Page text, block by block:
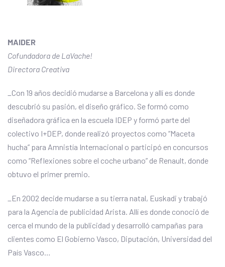
MAIDER
Cofundadora de LaVache!
Directora Creativa
_Con 19 años decidió mudarse a Barcelona y allí es donde
descubrió su pasión, el diseño gráfico. Se formó como
diseñadora gráfica en la escuela IDEP y formó parte del
colectivo I+DEP, donde realizó ​proyectos como “Maceta
hucha” para Amnistía Internacional o participó en concursos
como “Reflexiones sobre el coche urbano” de Renault, donde
obtuvo el primer premio.
​_En 2002 decide mudarse a su tierra natal, Euskadi y trabajó
para la Agencia de publicidad Arista. Allí es donde conoció de
cerca el mundo de la publicidad y desarrolló campañas para
clientes como El Gobierno Vasco, Diputación, Universidad del
País Vasco…